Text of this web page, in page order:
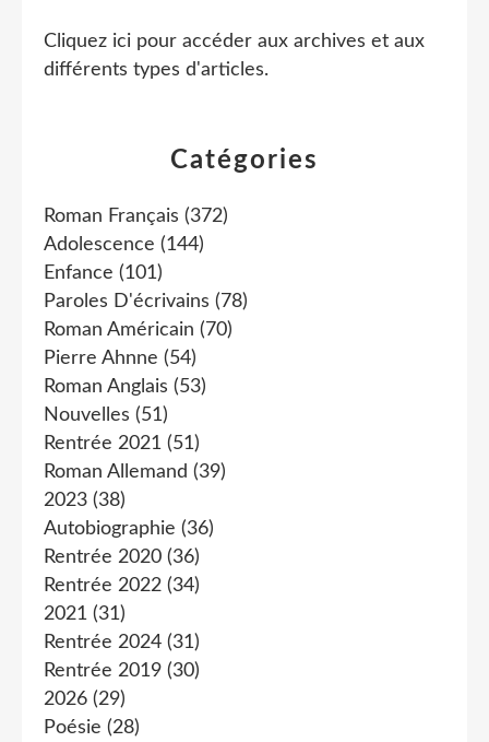
Catégories
Roman Français (372)
Adolescence (144)
Enfance (101)
Paroles D'écrivains (78)
Roman Américain (70)
Pierre Ahnne (54)
Roman Anglais (53)
Nouvelles (51)
Rentrée 2021 (51)
Roman Allemand (39)
2023 (38)
Autobiographie (36)
Rentrée 2020 (36)
Rentrée 2022 (34)
2021 (31)
Rentrée 2024 (31)
Rentrée 2019 (30)
2026 (29)
Poésie (28)
Cliquez ici pour accéder aux archives et aux
différents types d'articles.